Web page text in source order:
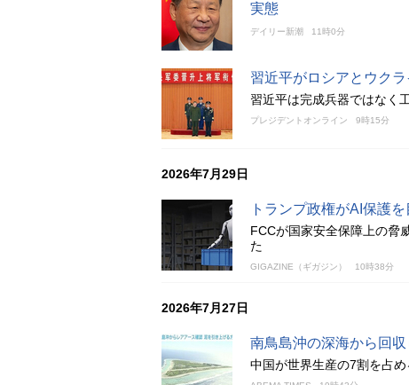
実態
デイリー新潮 11時0分
習近平がロシアとウク
習近平は完成兵器ではなく
プレジデントオンライン 9時15分
2026年7月29日
トランプ政権がAI保護
FCCが国家安全保障上の脅
た
GIGAZINE（ギガジン） 10時38分
2026年7月27日
南鳥島沖の深海から回
中国が世界生産の7割を占